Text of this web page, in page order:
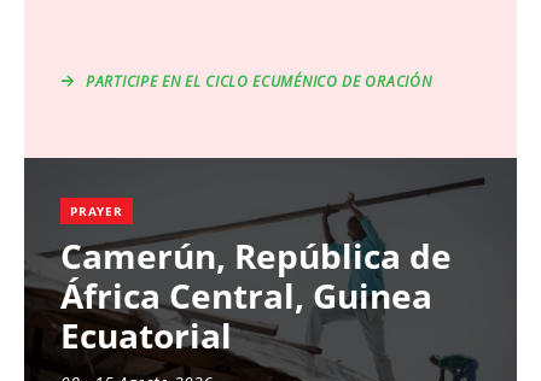
PARTICIPE EN EL CICLO ECUMÉNICO DE ORACIÓN
PRAYER
Camerún, República de
África Central, Guinea
Ecuatorial